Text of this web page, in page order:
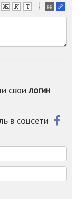
-
-
-
-
-
своилогин
в соцсети